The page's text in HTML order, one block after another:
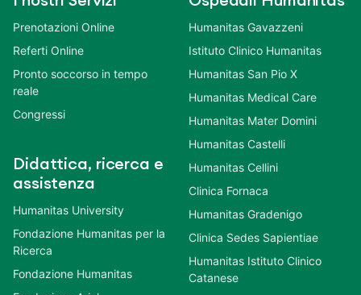
Prenotazioni Online
Referti Online
Pronto soccorso in tempo
reale
Congressi
Didattica, ricerca e
assistenza
Humanitas University
Fondazione Humanitas per la
Ricerca
Fondazione Humanitas
Humanitas Gavazzeni
Istituto Clinico Humanitas
Humanitas San Pio X
Humanitas Medical Care
Humanitas Mater Domini
Humanitas Castelli
Humanitas Cellini
Clinica Fornaca
Humanitas Gradenigo
Clinica Sedes Sapientiae
Humanitas Istituto Clinico
Catanese